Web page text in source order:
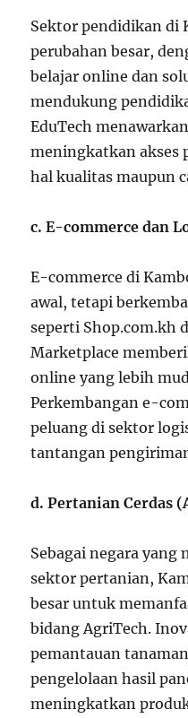
Sektor pendidikan di
perubahan besar,
belajar online dan
mendukung
EduTech
meningkatkan akses
hal kualitas maupun
c. E-commerce dan
E-commerce di
awal, tetapi
seperti Shop.com.kh
Marketplace
online yang lebih
Perkembangan e-
peluang di sektor
tantangan
d. Pertanian Cerdas
Sebagai negara yang
sektor pertanian,
besar untuk
bidang AgriTech.
pemantauan
pengelolaan hasil
meningkatkan